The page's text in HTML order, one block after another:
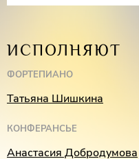
ИСПОЛНЯЮТ
ФОРТЕПИАНО
Татьяна Шишкина
КОНФЕРАНСЬЕ
Анастасия Добродумова